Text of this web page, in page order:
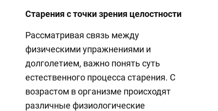
Старения с точки зрения целостности
Рассматривая связь между
физическими упражнениями и
долголетием, важно понять суть
естественного процесса старения. С
возрастом в организме происходят
различные физиологические